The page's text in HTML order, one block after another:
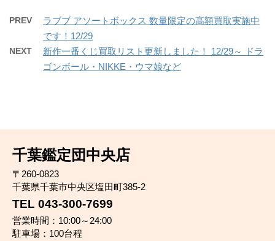
PREV
ラブブ アソートボックス 数量限定の高額買取実施中
です！12/29
NEXT
新作一番くじ買取リスト更新しました！ 12/29～ ドラ
ゴンボール・NIKKE・ウマ娘など
千葉鑑定団中央店
〒260-0823
千葉県千葉市中央区塩田町385-2
TEL 043-300-7699
営業時間：10:00～24:00
駐車場：100台程